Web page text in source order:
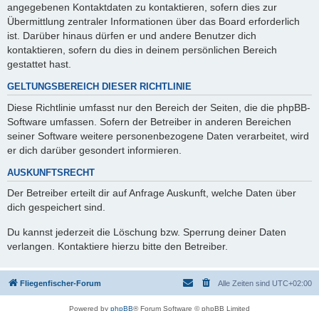
angegebenen Kontaktdaten zu kontaktieren, sofern dies zur
Übermittlung zentraler Informationen über das Board erforderlich
ist. Darüber hinaus dürfen er und andere Benutzer dich
kontaktieren, sofern du dies in deinem persönlichen Bereich
gestattet hast.
GELTUNGSBEREICH DIESER RICHTLINIE
Diese Richtlinie umfasst nur den Bereich der Seiten, die die phpBB-
Software umfassen. Sofern der Betreiber in anderen Bereichen
seiner Software weitere personenbezogene Daten verarbeitet, wird
er dich darüber gesondert informieren.
AUSKUNFTSRECHT
Der Betreiber erteilt dir auf Anfrage Auskunft, welche Daten über
dich gespeichert sind.
Du kannst jederzeit die Löschung bzw. Sperrung deiner Daten
verlangen. Kontaktiere hierzu bitte den Betreiber.
Fliegenfischer-Forum Alle Zeiten sind UTC+02:00
Powered by phpBB® Forum Software © phpBB Limited